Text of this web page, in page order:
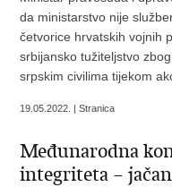
da ministarstvo nije
četvorice hrvatskih vojnih
srbijansko tužiteljstvo
srpskim civilima tijekom
19.05.2022. | Stranica
Međunarodna
integriteta –